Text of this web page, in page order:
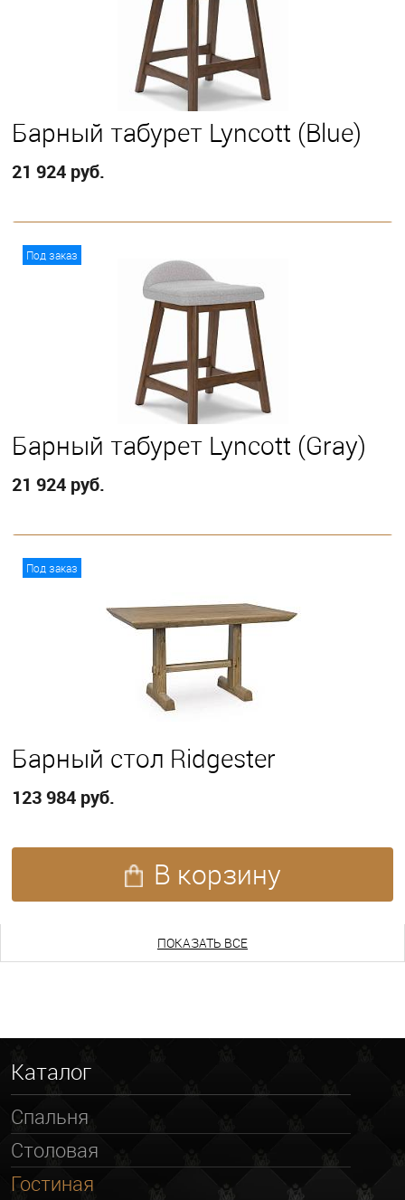
Барный табурет Lyncott (Blue)
21 924 руб.
Под заказ
Барный табурет Lyncott (Gray)
21 924 руб.
Под заказ
Барный стол Ridgester
123 984 руб.
В корзину
ПОКАЗАТЬ ЕЩЕ
ПОКАЗАТЬ ВСЕ
Каталог
Спальня
Столовая
Гостиная